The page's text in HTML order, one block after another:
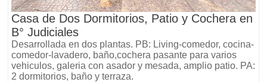
Casa de Dos Dormitorios, Patio y Cochera en
B° Judiciales
Desarrollada en dos plantas. PB: Living-comedor, cocina-
comedor-lavadero, baño,cochera pasante para varios
vehiculos, galeria con asador y mesada, amplio patio. PA:
2 dormitorios, baño y terraza.